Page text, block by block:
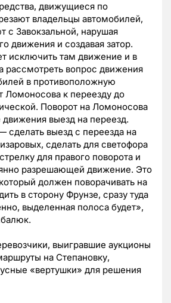
движущиеся по
владельцы автомобилей,
с Завокзальной, нарушая
движения и создавая затор.
исключить там движение и в
рассмотреть вопрос движения
в противоположную
Ломоносова к переезду до
Поворот на Ломоносова
выезд на переезд.
сделать выезд с переезда на
сделать для светофора
для правого поворота и
разрешающей движение. Это
должен поворачивать на
в сторону Фрунзе, сразу туда
выделенная полоса будет»,
выигравшие аукционы
на Степановку,
«вертушки» для решения